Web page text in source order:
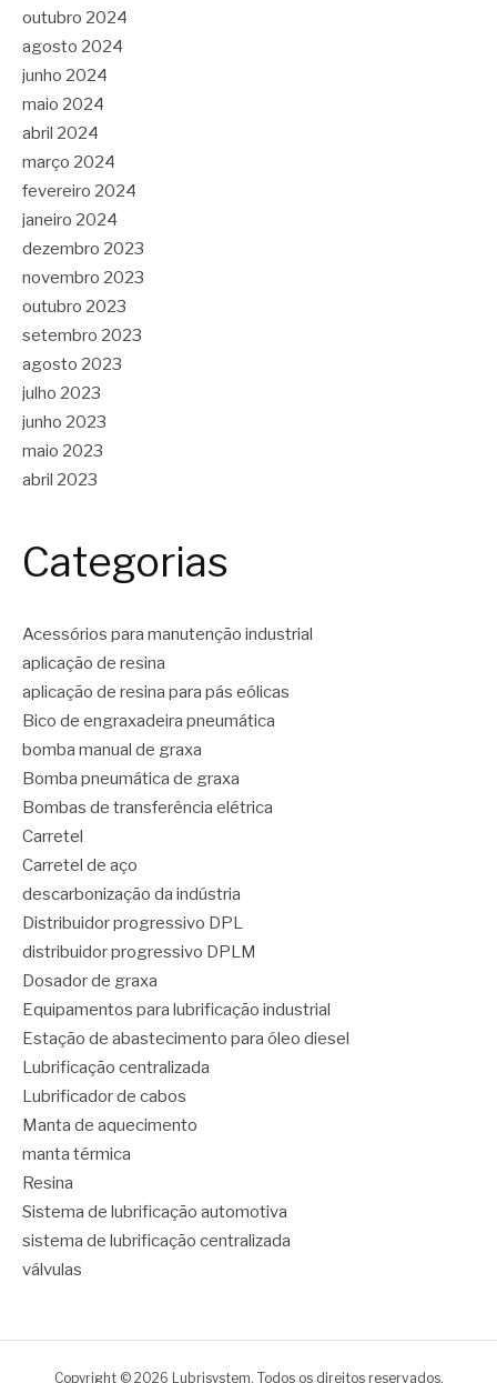
outubro 2024
agosto 2024
junho 2024
maio 2024
abril 2024
março 2024
fevereiro 2024
janeiro 2024
dezembro 2023
novembro 2023
outubro 2023
setembro 2023
agosto 2023
julho 2023
junho 2023
maio 2023
abril 2023
Categorias
Acessórios para manutenção industrial
aplicação de resina
aplicação de resina para pás eólicas
Bico de engraxadeira pneumática
bomba manual de graxa
Bomba pneumática de graxa
Bombas de transferência elétrica
Carretel
Carretel de aço
descarbonização da indústria
Distribuidor progressivo DPL
distribuidor progressivo DPLM
Dosador de graxa
Equipamentos para lubrificação industrial
Estação de abastecimento para óleo diesel
Lubrificação centralizada
Lubrificador de cabos
Manta de aquecimento
manta térmica
Resina
Sistema de lubrificação automotiva
sistema de lubrificação centralizada
válvulas
Copyright © 2026 Lubrisystem. Todos os direitos reservados.